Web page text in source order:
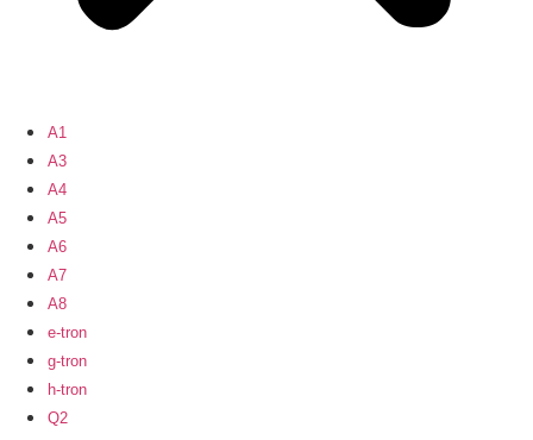
A1
A3
A4
A5
A6
A7
A8
e-tron
g-tron
h-tron
Q2